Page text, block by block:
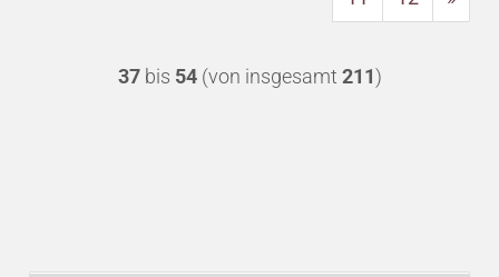
37bis 54(von insgesamt 211)